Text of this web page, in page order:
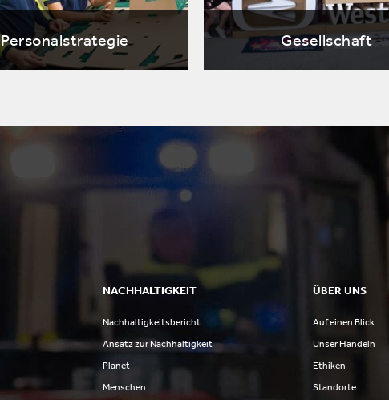
Personalstrategie Gesellschaft
NACHHALTIGKEIT
Nachhaltigkeitsbericht
Ansatz zur Nachhaltigkeit
Planet
Menschen
ÜBER UNS
Auf einen Blick
Unser Handeln
Ethiken
Standorte